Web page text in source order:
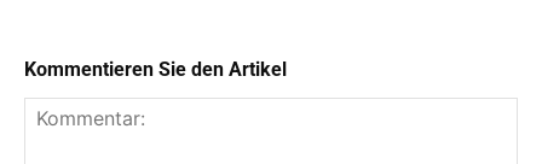
Kommentieren Sie den Artikel